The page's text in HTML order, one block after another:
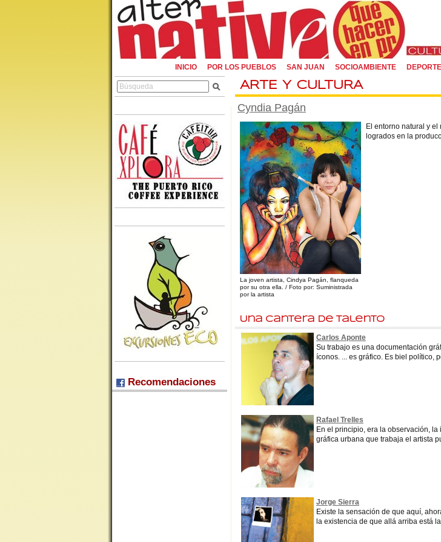
INICIO POR LOS PUEBLOS SAN JUAN SOCIOAMBIENTE
Recomendaciones
ARTE Y CULTURA
Cyndia Pagán
La joven artista, Cindya Pagán, flanqueda
por su otra ella. / Foto por: Suministrada
por la artista
El entorno natural y
logrados en la
Una cantera de talento
Carlos Aponte
Su trabajo es una documentación
íconos. ... es gráfico. Es biel político,
Rafael Trelles
En el principio, era la observación,
gráfica urbana que trabaja el artista
Jorge Sierra
Existe la sensación de que aquí,
la existencia de que allá arriba está